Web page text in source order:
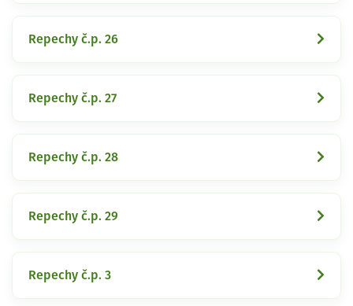
Repechy č.p. 26
Repechy č.p. 27
Repechy č.p. 28
Repechy č.p. 29
Repechy č.p. 3